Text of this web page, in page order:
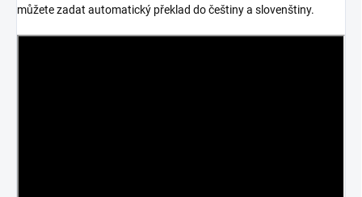
můžete zadat automatický překlad do češtiny a slovenštiny.